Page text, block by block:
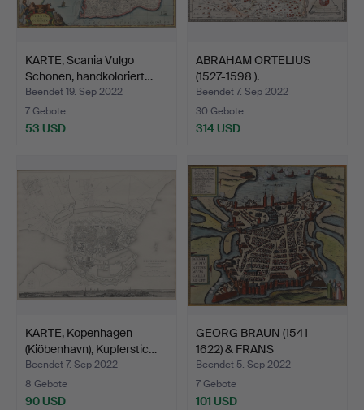
KARTE, Scania Vulgo
Schonen, handkoloriert…
Beendet 19. Sep 2022
7 Gebote
53 USD
ABRAHAM ORTELIUS
(1527-1598 ).
ZUGESCHRIEB…
Beendet 7. Sep 2022
30 Gebote
314 USD
KARTE, Kopenhagen
(Kiöbenhavn), Kupferstic…
Beendet 7. Sep 2022
8 Gebote
90 USD
GEORG BRAUN (1541-
1622) & FRANS
HOGENBERG …
Beendet 5. Sep 2022
7 Gebote
101 USD